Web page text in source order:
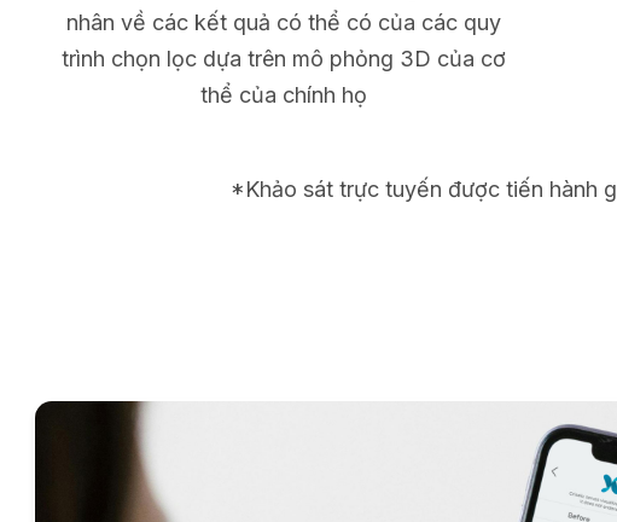
nhân về các kết quả có thể có của các quy
trình chọn lọc dựa trên mô phỏng 3D của cơ
thể của chính họ
*Khảo sát trực tuyến được tiến hành